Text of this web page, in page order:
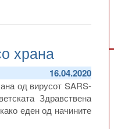
храна
16.04.2020
од вирусот SARS-
Здравствена
еден од начините